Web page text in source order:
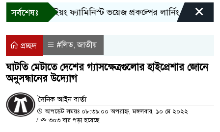
সর্বশেষঃ
বান্দরবানে ইয়ং ফ্যামিনিস্ট ভয়েজ প্রকল্পের লার্নিং শেয়ারিং
×
প্রচ্ছদ #লিড,জাতীয়
ঘাটতি মেটাতে দেশের গ্যাসক্ষেত্রগুলোর হাইপ্রেশার জোনে
অনুসন্ধানের উদ্যোগ
দৈনিক আইন বার্তা
আপডেট সময়ঃ ০৮:৩৯:০০ অপরাহ্ন, মঙ্গলবার, ১০ মে ২০২২
/
৩০৩ বার পড়া হয়েছে